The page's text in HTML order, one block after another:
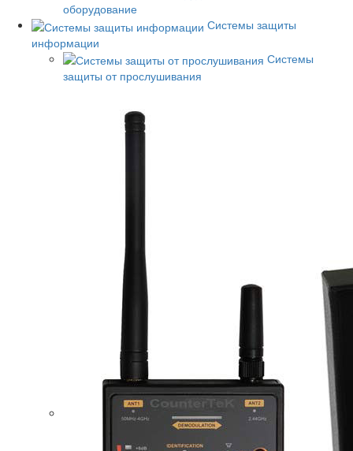
оборудование
Системы защиты
информации
Системы
защиты от прослушивания